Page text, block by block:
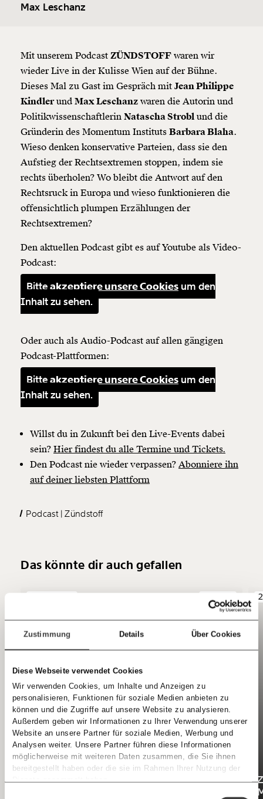
Zustimmung Details Über Cookies
Diese Webseite verwendet Cookies
Wir verwenden Cookies, um Inhalte und Anzeigen zu
personalisieren, Funktionen für soziale Medien anbieten zu
können und die Zugriffe auf unsere Website zu analysieren.
Außerdem geben wir Informationen zu Ihrer Verwendung unserer
Website an unsere Partner für soziale Medien, Werbung und
Analysen weiter. Unsere Partner führen diese Informationen
möglicherweise mit weiteren Daten zusammen, die Sie ihnen
bereitgestellt haben oder die sie im Rahmen Ihrer Nutzung der
Dienste gesammelt haben.
Immer auf dem Laufenden
bleiben mit unseren gratis
E-Mail-Newslettern!
Veränderung
beginnt mit Dir!
WerdeFördermitglied und wir können gemeinsam
unsere Wirtschaft so gestalten, dass sie für alle
funktioniert. Unsere Recherchen sind für alle frei im
Netz. Unabhängig und werbefrei. Und das wird auch
so bleiben. Kämpf’ mit uns für den Fortschritt und
Du überweist lieber direkt?
sozialen Fortschritt
Ich werde Fördermitglied* …
Jetzt
teilen.
E-Mail
Whatsapp
Telegram
Max Leschanz
Mit unserem Podcast ZÜNDSTOFF waren wir
wieder Live in der Kulisse Wien auf der Bühne.
Dieses Mal zu Gast im Gespräch mit Jean Philippe
Kindlerund Max Leschanz waren die Autorin und
Politikwissenschaftlerin Natascha Strobl und die
Gründerin des Momentum Instituts Barbara Blaha.
Wieso denken konservative Parteien, dass sie den
Aufstieg der Rechtsextremen stoppen, indem sie
rechts überholen? Wo bleibt die Antwort auf den
Rechtsruck in Europa und wieso funktionieren die
offensichtlich plumpen Erzählungen der
Rechtsextremen?
Den aktuellen Podcast gibt es auf Youtube als Video-
Podcast:
Bitteakzeptiere unsere Cookies um den
Inhalt zu sehen.
Oder auch als Audio-Podcast auf allen gängigen
Podcast-Plattformen:
Bitteakzeptiere unsere Cookies um den
Inhalt zu sehen.
Willst du in Zukunft bei den Live-Events dabei
sein? Hier findest du alle Termine und Tickets.
Den Podcast nie wieder verpassen? Abonniere ihn
auf deiner liebsten Plattform
Podcast Zündstoff
Das könnte dir auch gefallen
Podcast